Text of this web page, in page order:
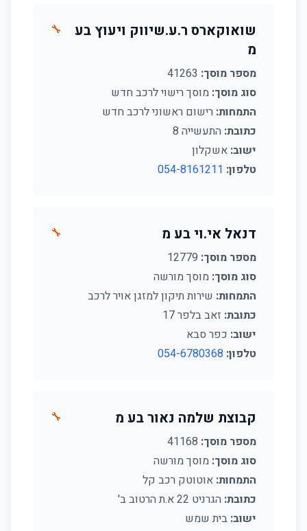
שואוקארס ר.ע.שיווק ויעוץ בע
מ
מספר מוסך:
סוג מוסך: מוסך רישוי לרכב חדש
התמחות: רישום ראשוני לרכב חדש
כתובת: התעשייה 8
ישוב: אשקלון
טלפון: 054-8161211
🔧
דנאל אי.וי בע מ
מספר מוסך:
סוג מוסך: מוסך מורשה
התמחות: שירות תיקון למזגן אויר לרכב
כתובת: זאב בלפר 17
ישוב: כפר סבא
טלפון: 054-6780368
🔧
קבוצת שלמה נאור בע מ
מספר מוסך:
סוג מוסך: מוסך מורשה
התמחות: אוטוטק רכב קל
כתובת: הגרניט 22 א.ת הרטוב ב'
ישוב: בית שמש
🔧